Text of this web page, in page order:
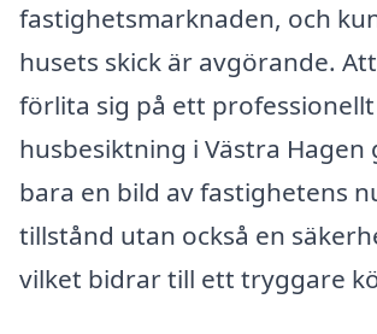
fastighetsmarknaden, och
husets skick är avgörande.
förlita sig på ett
husbesiktning i Västra Hagen
bara en bild av fastighetens
tillstånd utan också en
vilket bidrar till ett tryggare